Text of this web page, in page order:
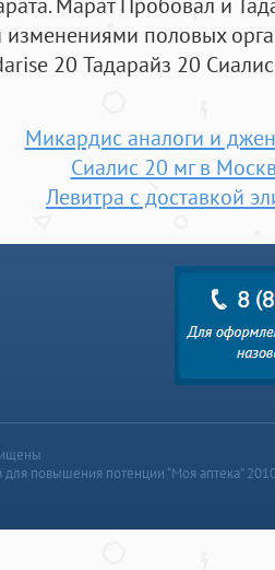
изменениями половых
20 Тадарайз 20
Микардис аналоги и
Сиалис 20 мг в
Левитра с доставкой
для повышения потенции “Моя аптека”